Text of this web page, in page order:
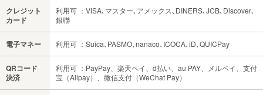
クレジット
カード
利用可 ：VISA､マスター､アメックス､DINERS､JCB､Discover､
銀聯
電子マネー 利用可 ：Suica､PASMO､nanaco､ICOCA､iD､QUICPay
QRコード
決済
利用可 ：PayPay、楽天ペイ、d払い、au PAY、メルペイ、支付
宝（Alipay）、微信支付（WeChat Pay）